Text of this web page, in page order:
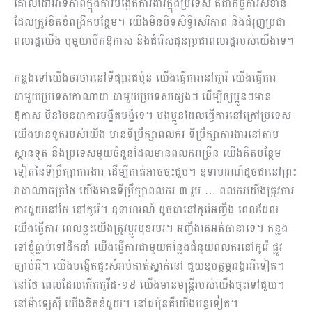
ដែលត្រូវខិតខំពង្រីកបន្ថែម។ យើងមិន​បិទ​សិទ្ធិ​សេរីភាព និងជំរុញប្រជា
ពលរដ្ឋយើង ឬមួយបើកឱកាស និងជំរើសជូនប្រជាពលរដ្ឋរបស់យើងទេ។
កន្លងទៅយើង​ចរចារនៅទីផ្សារជប៉ុន យើងធ្វើការនៅកូរ៉េ យើងធ្វើការ
ជាមួយប្រទេសកាណាដា ជាមួយប្រទេសផ្សេងៗ ដើម្បីឲ្យប្អូនៗមាន​
ឱកាស​ មិនមែនជាការបង្ខិតបង្ខំទេ។ បងប្អូនដែលធ្វើការនៅក្រៅប្រទេស
យើងមានទូតរបស់យើង មានទីប្រឹក្សាពលករ ទីប្រឹក្សាការងារនៅតាម
ស្ថានទូត និងប្រទេសមួយចំនួនដែលមានពលករច្រើន យើងគិតបន្ថែម
ទៀតនៃទីប្រឹក្សា​ការងារ​ ដើម្បីគាត់អាចចុះជួប។ ឧទាហរណ៍ដូចជានៅព្រះ
រាជាណាចក្រថៃ យើងមានទីប្រឹក្សាពលករ ៣ រូប … ពលករយើងត្រូវការ
ការជួយនៅថៃ នៅកូរ៉េ។ ឧទាហរណ៍ ដូចជានៅកូរ៉េអញ្ចឹង ពេលដែល
យើងធ្វើការ ពេលខ្លះយើងត្រូវប្ដូរមុខរបរ។ អញ្ចឹងគេអត់ធានាទេ។ កន្លង
ទៅខ្ញុំធ្លាប់ទៅដឹកនាំ យើងធ្វើការជាមួយកន្លែងជំនួយពលករនៅកូរ៉េ ផ្លូវ
ច្បាប់អី។ យើងបង្កើតផ្ទះសំរាប់គាត់ស្នាក់នៅ ជួយឧបត្ថម្ភអង្ករអីទៀត។
នៅថៃ ពេលដែលកើតកូវីដ-១៩ យើងមានមន្ដ្រីរបស់យើងចុះទៅជួយ។
នៅម៉ាឡេស៊ី យើងខិតខំជួយ។ នៅជប៉ុនគឺយើងបន្តទៀត។